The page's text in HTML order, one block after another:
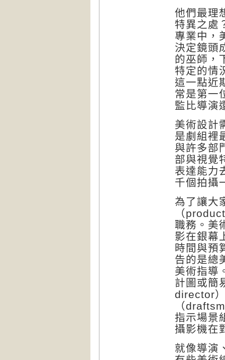
他們最理
特異之處
專業中，
決定鏡頭
的巫師，
特定的情
這一點近
常是第一
監比導演
美術設計
是劇組裡
與許多部
部與視覺
表達能力
千個拍攝
為了讓大
（
職務。美
影在銀幕
時間與預
告的是總
美術指導
計圖或簡
director
（
指示場景
攝影機在
就像導演